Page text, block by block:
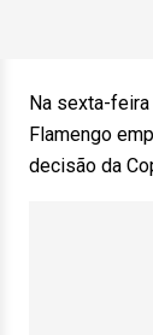
Na sexta-
Flamengo
decisão da